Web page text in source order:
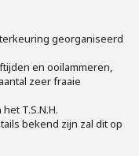
georganiseerd
en ooilammeren,
zeer fraaie
T.S.N.H.
bekend zijn zal dit op